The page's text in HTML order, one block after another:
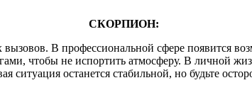
СКОРПИОН:
В профессиональной сфере появится
чтобы не испортить атмосферу. В личной
ситуация останется стабильной, но будьте